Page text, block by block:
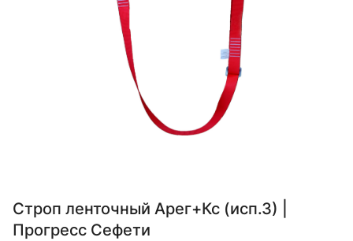
Строп ленточный Арег+Кс (исп.3) |
Прогресс Сефети